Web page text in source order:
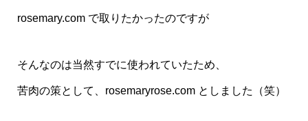
rosemary.com で取りたかったのですが
そんなのは当然すでに使われていたため、
苦肉の策として、rosemaryrose.com としました（笑）